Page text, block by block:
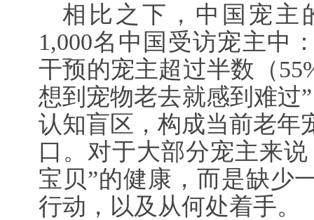
相比之下，中国宠主
1,000名中国受访宠主中
干预的宠主超过半数（
想到宠物老去就感到难过”
认知盲区，构成当前老年
口。对于大部分宠主来
宝贝”的健康，而是缺少
行动，以及从何处着手。